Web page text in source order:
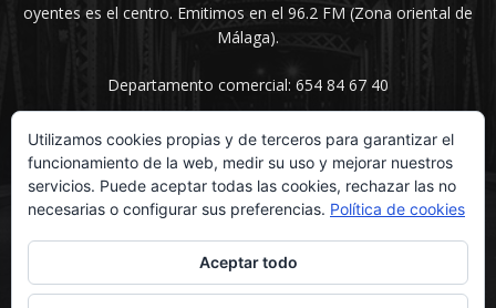
oyentes es el centro. Emitimos en el 96.2 FM (Zona oriental de
Málaga).
Departamento comercial: 654 84 67 40
SÍGUENOS
Utilizamos cookies propias y de terceros para garantizar el
funcionamiento de la web, medir su uso y mejorar nuestros
servicios. Puede aceptar todas las cookies, rechazar las no
necesarias o configurar sus preferencias. Política de cookies
Aceptar todo